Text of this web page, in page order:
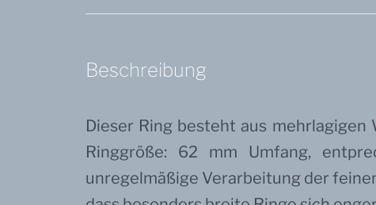
Beschreibung
Dieser Ring besteht aus
Ringgröße: 62 mm Umfang,
unregelmäßige Verarbeitung der